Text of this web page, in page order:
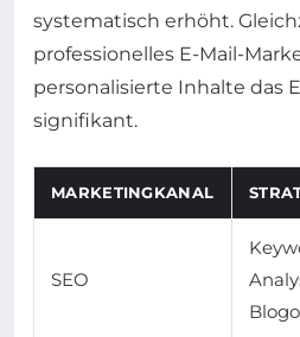
systematisch erhöht.
professionelles E-Mail-
personalisierte Inhalte das
signifikant.
MARKETINGKANAL
SEO